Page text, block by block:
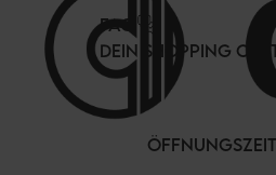
FAQ
DEIN SHOPPING
Cookie-Einstellungen